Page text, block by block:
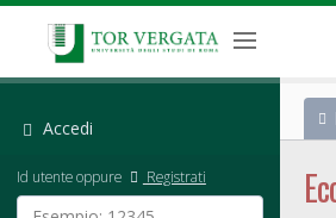
Accedi
Id utente oppure Registrati